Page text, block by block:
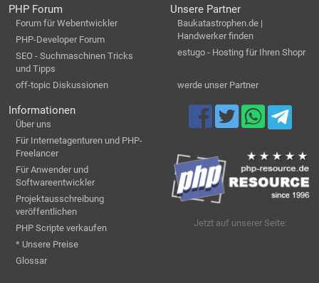
PHP Forum
Forum für Webentwickler
PHP-Developer Forum
SEO - Suchmaschinen Tricks
und Tipps
off-topic Diskussionen
Unsere Partner
Baukatastrophen.de |
Handwerker finden
estugo - Hosting für Ihren Shopr
werde unser Partner
Informationen
Über uns
Für Internetagenturen und PHP-
Freelancer
Für Anwender und
Softwareentwickler
Projektausschreibung
veröffentlichen
PHP Scripte verkaufen
* Unsere Preise
Glossar
Jetzt auf unserer Seite: